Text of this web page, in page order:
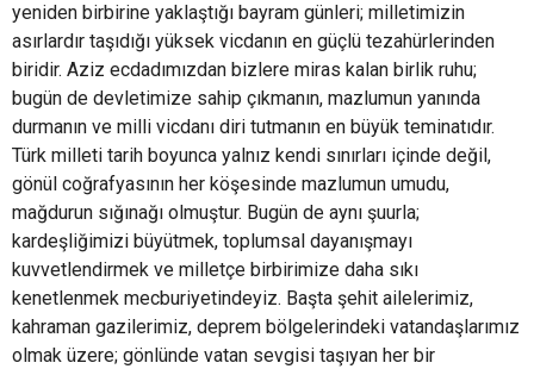
yeniden birbirine yaklaştığı bayram günleri; milletimizin
asırlardır taşıdığı yüksek vicdanın en güçlü tezahürlerinden
biridir. Aziz ecdadımızdan bizlere miras kalan birlik ruhu;
bugün de devletimize sahip çıkmanın, mazlumun yanında
durmanın ve milli vicdanı diri tutmanın en büyük teminatıdır.
Türk milleti tarih boyunca yalnız kendi sınırları içinde değil,
gönül coğrafyasının her köşesinde mazlumun umudu,
mağdurun sığınağı olmuştur. Bugün de aynı şuurla;
kardeşliğimizi büyütmek, toplumsal dayanışmayı
kuvvetlendirmek ve milletçe birbirimize daha sıkı
kenetlenmek mecburiyetindeyiz. Başta şehit ailelerimiz,
kahraman gazilerimiz, deprem bölgelerindeki vatandaşlarımız
olmak üzere; gönlünde vatan sevgisi taşıyan her bir